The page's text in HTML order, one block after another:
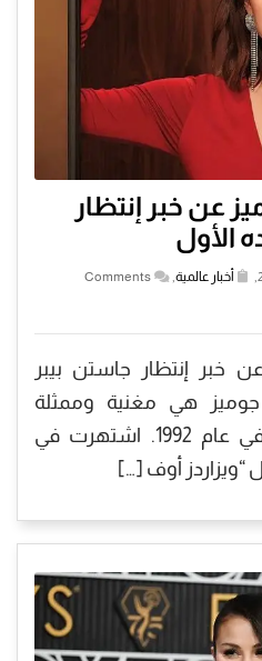
عن خبر إنتظار
الأول
أخبار عالمية
Comments
خبر إنتظار جاستن بيبر
جوميز هي مغنية وممثلة
أمريكية شهيرة، وُلدت في عام 1992. اشتهرت في
“ويزاردز أوف […]